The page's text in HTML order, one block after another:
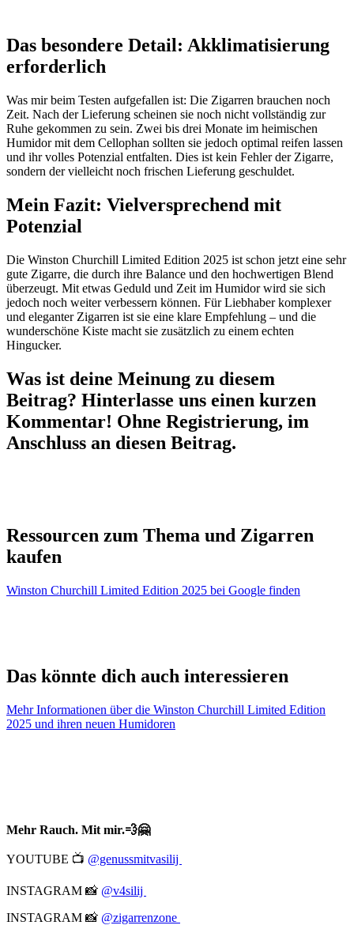
Das besondere Detail: Akklimatisierung
erforderlich
Was mir beim Testen aufgefallen ist: Die Zigarren brauchen noch
Zeit. Nach der Lieferung scheinen sie noch nicht vollständig zur
Ruhe gekommen zu sein. Zwei bis drei Monate im heimischen
Humidor mit dem Cellophan sollten sie jedoch optimal reifen lassen
und ihr volles Potenzial entfalten. Dies ist kein Fehler der Zigarre,
sondern der vielleicht noch frischen Lieferung geschuldet.
Mein Fazit: Vielversprechend mit
Potenzial
Die Winston Churchill Limited Edition 2025 ist schon jetzt eine sehr
gute Zigarre, die durch ihre Balance und den hochwertigen Blend
überzeugt. Mit etwas Geduld und Zeit im Humidor wird sie sich
jedoch noch weiter verbessern können. Für Liebhaber komplexer
und eleganter Zigarren ist sie eine klare Empfehlung – und die
wunderschöne Kiste macht sie zusätzlich zu einem echten
Hingucker.
Was ist deine Meinung zu diesem
Beitrag? Hinterlasse uns einen kurzen
Kommentar! Ohne Registrierung, im
Anschluss an diesen Beitrag.
Ressourcen zum Thema und Zigarren
kaufen
Winston Churchill Limited Edition 2025 bei Google finden
Das könnte dich auch interessieren
Mehr Informationen über die Winston Churchill Limited Edition
2025 und ihren neuen Humidoren
Mehr Rauch. Mit mir.💨🤗
YOUTUBE 📺 @genussmitvasilij
INSTAGRAM 📸 @v4silij
INSTAGRAM 📸 @zigarrenzone